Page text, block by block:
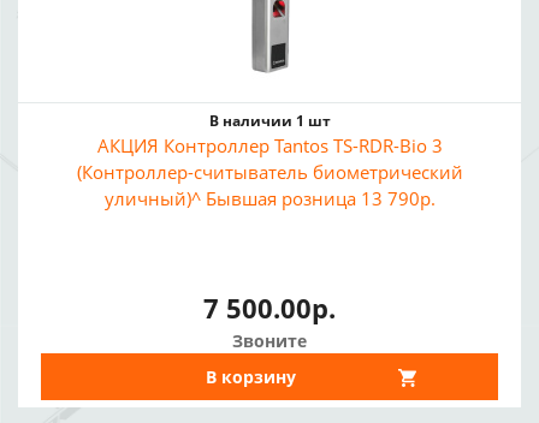
В наличии 1 шт
АКЦИЯ Контроллер Tantos TS-RDR-Bio 3
(Контроллер-считыватель биометрический
уличный)^ Бывшая розница 13 790р.
7 500.00р.
Звоните
В корзину